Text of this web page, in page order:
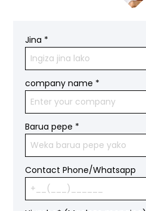
Jina *
company name *
Barua pepe *
Contact Phone/Whatsapp